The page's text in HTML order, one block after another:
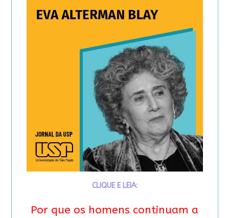
CLIQUE E LEIA:
Por que os homens continuam a